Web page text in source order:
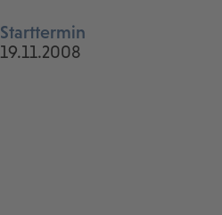
Starttermin
19.11.2008